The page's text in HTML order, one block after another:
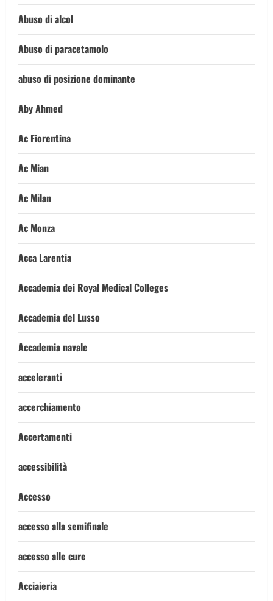
Abuso di alcol
Abuso di paracetamolo
abuso di posizione dominante
Aby Ahmed
Ac Fiorentina
Ac Mian
Ac Milan
Ac Monza
Acca Larentia
Accademia dei Royal Medical Colleges
Accademia del Lusso
Accademia navale
acceleranti
accerchiamento
Accertamenti
accessibilità
Accesso
accesso alla semifinale
accesso alle cure
Acciaieria